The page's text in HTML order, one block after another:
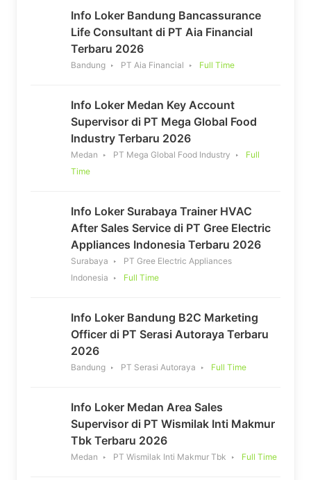
Info Loker Bandung Bancassurance
Life Consultant di PT Aia Financial
Terbaru 2026
Bandung PT Aia Financial Full Time
Info Loker Medan Key Account
Supervisor di PT Mega Global Food
Industry Terbaru 2026
Medan PT Mega Global Food Industry
Full
Time
Info Loker Surabaya Trainer HVAC
After Sales Service di PT Gree Electric
Appliances Indonesia Terbaru 2026
Surabaya
PT Gree Electric Appliances
Indonesia
Full Time
Info Loker Bandung B2C Marketing
Officer di PT Serasi Autoraya Terbaru
2026
Bandung PT Serasi Autoraya Full Time
Info Loker Medan Area Sales
Supervisor di PT Wismilak Inti Makmur
Tbk Terbaru 2026
Medan PT Wismilak Inti Makmur Tbk Full Time